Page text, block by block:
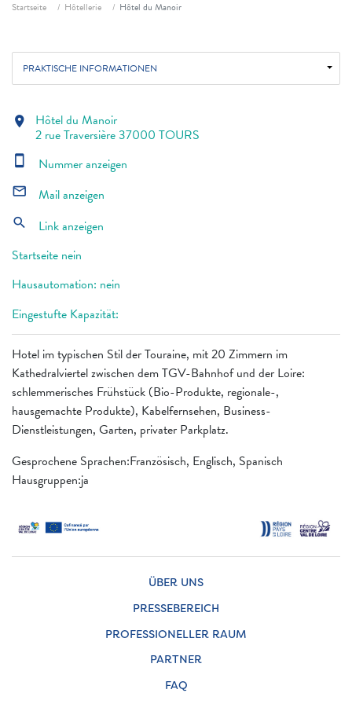
Startseite Hôtellerie Hôtel du Manoir
PRAKTISCHE INFORMATIONEN
Hotel im typischen Stil der Touraine, mit 20 Zimmern im
Kathedralviertel zwischen dem TGV-Bahnhof und der Loire:
schlemmerisches Frühstück (Bio-Produkte, regionale-,
hausgemachte Produkte), Kabelfernsehen, Business-
Dienstleistungen, Garten, privater Parkplatz.
Gesprochene Sprachen:Französisch, Englisch, Spanisch
Hausgruppen:ja
location_on Hôtel du Manoir
2 rue Traversière 37000 TOURS
smartphone Nummer anzeigen
mail_outline Mail anzeigen
search
Link anzeigen
Startseite nein
Hausautomation: nein
Eingestufte Kapazität:
ÜBER UNS
PRESSEBEREICH
PROFESSIONELLER RAUM
PARTNER
FAQ